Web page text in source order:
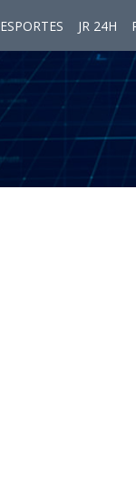
ESPORTES JR 24H